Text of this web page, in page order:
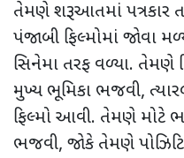
તેમણે શરૂઆતમાં પત્રકાર
પંજાબી ફિલ્મોમાં જોવા
સિનેમા તરફ વળ્યા. તેમણે
મુખ્ય ભૂમિકા ભજવી,
ફિલ્મો આવી. તેમણે મોટે
ભજવી, જોકે તેમણે